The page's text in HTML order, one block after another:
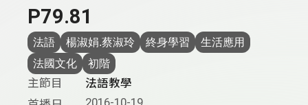
P79.81
法語 楊淑娟.蔡淑玲 終身學習
生活應用
法國文化
初階
主節目
法語教學